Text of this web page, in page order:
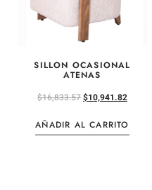
SILLON OCASIONAL
ATENAS
$16,833.57$10,941.82
AÑADIR AL CARRITO